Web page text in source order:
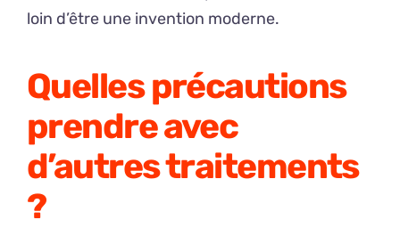
loin d’être une invention moderne.
Quelles précautions
prendre avec
d’autres traitements
?